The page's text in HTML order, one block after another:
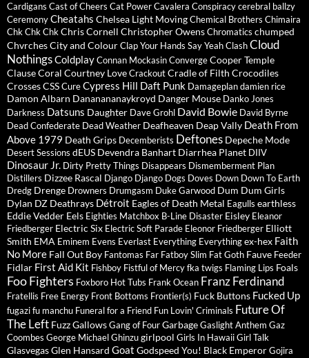
Cardigans Cast of Cheers Cat PowerCavalera Conspiracycerebral ballzy
CeremonyCheatahs Chelsea Light MovingChemical Brothers Chimaira
Chk Chk ChkChris Cornell Christopher OwensChromatics chumped
ChvrchesCity and ColourClap Your Hands Say YeahClashCloud
NothingsColdplayConnan MockasinConvergeCooper Temple
ClauseCoral Courtney LoveCrackoutCradle of Filth Crocodiles
CrossesCSSCureCypress Hill Daft Punk Damageplandamien rice
Damon Albarn Dananananaykroyd Danger Mouse Danko Jones
Darkness Datsuns Daughter Dave Grohl David Bowie David Byrne
Dead Confederate Dead Weather Deafheaven Deap Vally Death From
Above 1979 Death Grips Decemberists Deftones Depeche Mode
Desert Sessions dEUS Devendra Banhart Diarrhea Planet DIIV
Dinosaur Jr. Dirty Pretty Things Disappears Dismemberment Plan
Distillers Dizzee Rascal Django Django Dogs Doves Down Down To Earth
Dredg Drenge Drowners Drumgasm Duke Garwood Dum Dum Girls
Dylan DZ Deathrays Détroit Eagles of Death Metal Eagulls earthless
Eddie Vedder Eels Eighties Matchbox B-Line Disaster Eisley Eleanor
Friedberger Electric Six Electric Soft Parade Eleonor Friedberger Elliott
Smith EMA Eminem Evens Everlast Everything Everythingex-hex Faith
No More Fall Out Boy Fantomas Far Fatboy Slim Fat Goth Fauve Feeder
Fidlar First Aid Kit Fishboy Fistful of Mercyfka twigs Flaming Lips Foals
Foo Fighters Foxboro Hot Tubs Frank Ocean Franz Ferdinand
Fratellis Free Energy Front Bottoms Frontier(s) Fuck Buttons Fucked Up
fugazifu manchu Funeral for a Friend Fun Lovin' Criminals Future Of
The Left FuzzGallowsGang of FourGarbageGaslight Anthem Gaz
Coombes George MichaelGhinzugirlpool Girls In HawaiiGirl Talk
GlasvegasGlen Hansard Goat Godspeed You! Black EmperorGojira